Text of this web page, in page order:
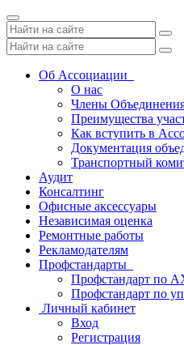
Toggle
navigation
Об Ассоциации
О нас
Члены
Преимущества
Как вступить в
Документация
Транспортный
Аудит
Консалтинг
Офисные аксессуары
Независимая оценка
Ремонтные работы
Рекламодателям
Профстандарты
Профстандарт по
Профстандарт по
Личный кабинет
Вход
Регистрация